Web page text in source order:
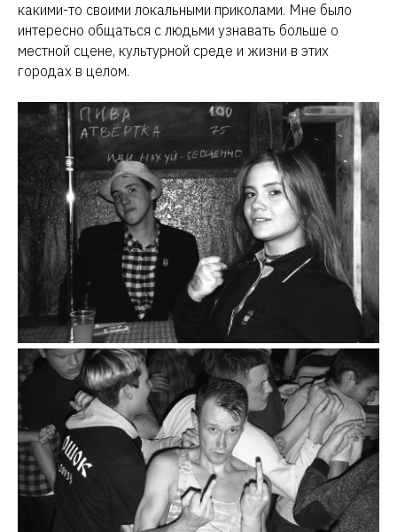
какими-то своими локальными приколами. Мне было
интересно общаться с людьми узнавать больше о
местной сцене, культурной среде и жизни в этих
городах в целом.